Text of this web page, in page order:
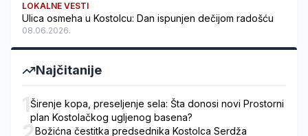
LOKALNE VESTI
Ulica osmeha u Kostolcu: Dan ispunjen dečijom radošću
08.06.2026.
Najčitanije
1Širenje kopa, preseljenje sela: Šta donosi novi Prostorni
plan Kostolačkog ugljenog basena?
Božićna čestitka predsednika Kostolca Serdža